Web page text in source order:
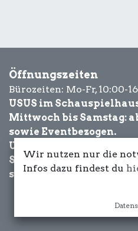
Öffnungszeiten
Bürozeiten: Mo-Fr, 10:00-
USUS im
Mittwoch bis Samstag:
sowie Eventbezogen.
USUS am Wasser:
Schönwetter-
sowie Eventbezogen.
Wir nutzen nur die
Infos dazu findest du